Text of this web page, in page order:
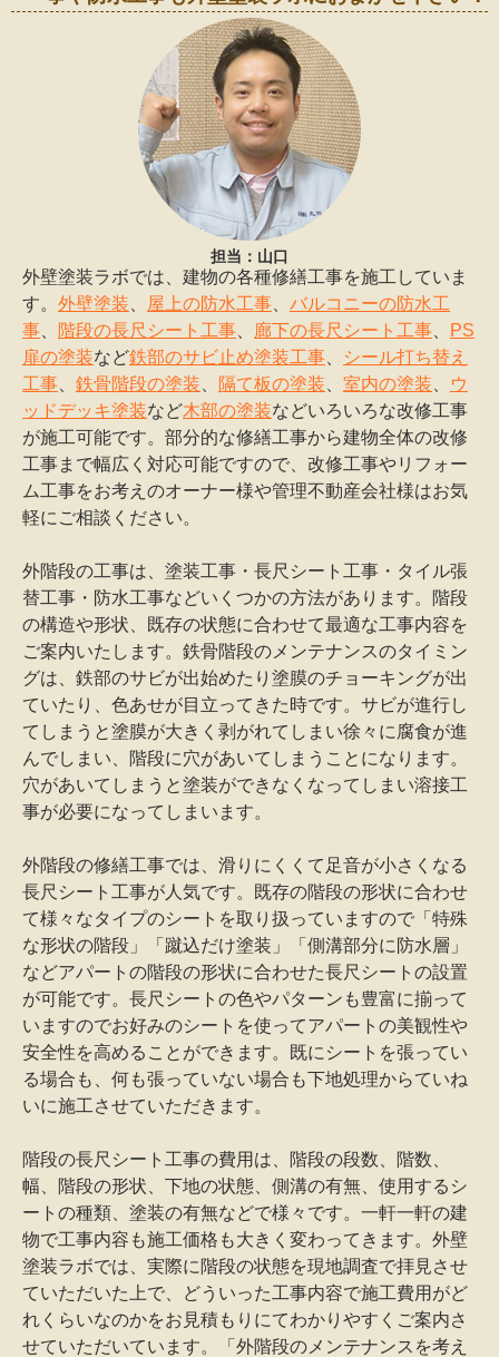
担当：山口
外壁塗装ラボでは、建物の各種修繕工事を施工していま
す。 外壁塗装 屋上の防水工事
バルコニーの防水工
事
階段の長尺シート工事 廊下の長尺シート工事
PS
扉の塗装など鉄部のサビ止め塗装工事
シール打ち替え
工事
鉄骨階段の塗装 隔て板の塗装 室内の塗装
ウ
ッドデッキ塗装など木部の塗装などいろいろな改修工事
が施工可能です。部分的な修繕工事から建物全体の改修
工事まで幅広く対応可能ですので、改修工事やリフォー
ム工事をお考えのオーナー様や管理不動産会社様はお気
軽にご相談ください。
外階段の工事は、塗装工事・長尺シート工事・タイル張
替工事・防水工事などいくつかの方法があります。階段
の構造や形状、既存の状態に合わせて最適な工事内容を
ご案内いたします。鉄骨階段のメンテナンスのタイミン
グは、鉄部のサビが出始めたり塗膜のチョーキングが出
ていたり、色あせが目立ってきた時です。サビが進行し
てしまうと塗膜が大きく剥がれてしまい徐々に腐食が進
んでしまい、階段に穴があいてしまうことになります。
穴があいてしまうと塗装ができなくなってしまい溶接工
事が必要になってしまいます。
外階段の修繕工事では、滑りにくくて足音が小さくなる
長尺シート工事が人気です。既存の階段の形状に合わせ
て様々なタイプのシートを取り扱っていますので「特殊
な形状の階段」「蹴込だけ塗装」「側溝部分に防水層」
などアパートの階段の形状に合わせた長尺シートの設置
が可能です。長尺シートの色やパターンも豊富に揃って
いますのでお好みのシートを使ってアパートの美観性や
安全性を高めることができます。既にシートを張ってい
る場合も、何も張っていない場合も下地処理からていね
いに施工させていただきます。
階段の長尺シート工事の費用は、階段の段数、階数、
幅、階段の形状、下地の状態、側溝の有無、使用するシ
ートの種類、塗装の有無などで様々です。一軒一軒の建
物で工事内容も施工価格も大きく変わってきます。外壁
塗装ラボでは、実際に階段の状態を現地調査で拝見させ
ていただいた上で、どういった工事内容で施工費用がど
れくらいなのかをお見積もりにてわかりやすくご案内さ
せていただいています。「外階段のメンテナンスを考え